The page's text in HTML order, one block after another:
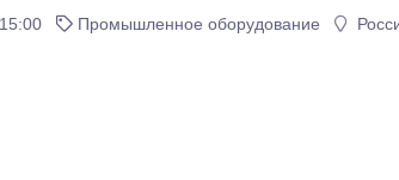
Промышленное оборудование